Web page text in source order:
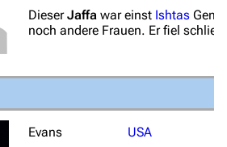
Origins
DieserJaffa war einst Ishtas
noch andere Frauen. Er fiel
Evans USA